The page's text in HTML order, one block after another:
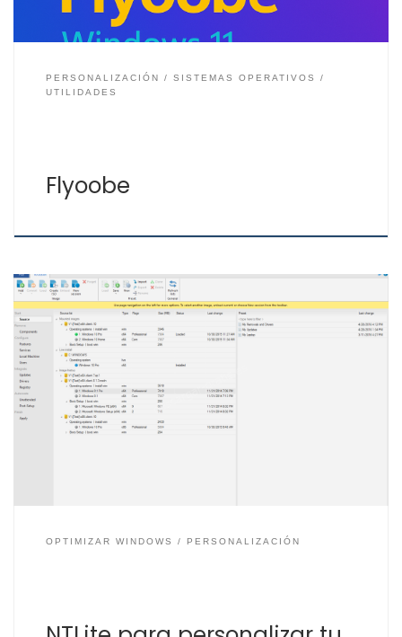
PERSONALIZACIÓN
SISTEMAS OPERATIVOS
UTILIDADES
Flyoobe
Si te gustaría poder personalizar tu imagen de
instalación de Windows, para quitar o añadir
componentes a tu sistema operativo antes proceder a
su instalación o incluso ya instalado, NTLite te permite
realizar los cambios que quieras sobre la ISO de
Windows. Su función principal es el poder quitar
OPTIMIZAR WINDOWS PERSONALIZACIÓN